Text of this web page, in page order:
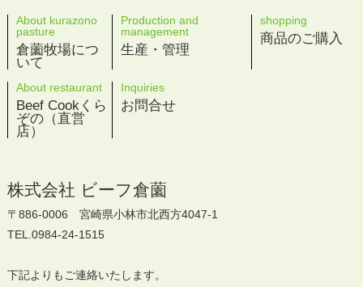
About kurazono
pasture
倉薗牧場につ
いて
Production and
management
生産・管理
shopping
商品のご購入
About restaurant
Beef Cookくら
ぞの（直営
店）
Inquiries
お問合せ
株式会社 ビーフ倉薗
〒886-0006 宮崎県小林市北西方4047-1
TEL.0984-24-1515
下記よりもご連絡いたします。